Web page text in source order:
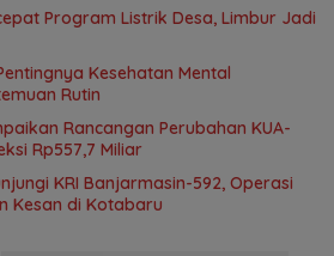
Program Listrik Desa, Limbur Jadi
Kesehatan Mental
Rutin
Rancangan Perubahan KUA-
Rp557,7 Miliar
KRI Banjarmasin-592, Operasi
Kesan di Kotabaru